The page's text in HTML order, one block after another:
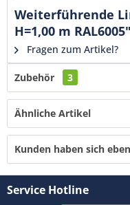
Weiterführende
H=1,00 m RAL6005"
Fragen zum Artikel?
Zubehör 3
Ähnliche Artikel
Kunden haben sich
Service Hotline